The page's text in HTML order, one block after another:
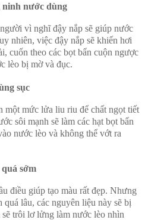
nước dùng
vì nghĩ đậy nắp sẽ giúp nước
nhiên, việc đậy nắp sẽ khiến hơi
cuốn theo các bọt bẩn cuộn ngược
lèo bị mờ và đục.
sục
một mức lửa liu riu để chất ngọt tiết
sôi mạnh sẽ làm các hạt bọt bẩn
nước lèo và không thể vớt ra
sớm
điều giúp tạo màu rất đẹp. Nhưng
lâu, các nguyên liệu này sẽ bị
trôi lơ lửng làm nước lèo nhìn